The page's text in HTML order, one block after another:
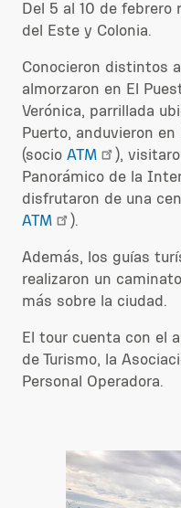
Del 5 al 10 de febrero
del Este y Colonia.
Conocieron distintos
almorzaron en El
Verónica, parrillada
Puerto, anduvieron
(socio ATM
),
Panorámico de la
disfrutaron de una
ATM
).
Además, los guías
realizaron un
más sobre la ciudad.
El tour cuenta con el
de Turismo, la
Personal Operadora.